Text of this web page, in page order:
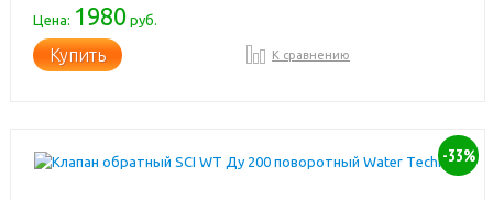
Цена: 1980руб.
Купить К сравнению
-33%